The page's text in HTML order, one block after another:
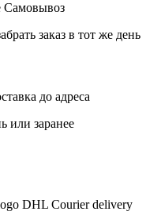
Самовывоз
заказ в тот же день
до адреса
или заранее
DHL Courier delivery